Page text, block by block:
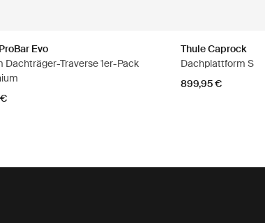
Evo
Dachträger-Traverse 1er-Pack
Thule Caprock
Dachplattform S
899,95 €